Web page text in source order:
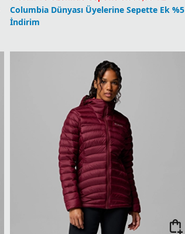
Columbia Dünyası Üyelerine Sepette Ek %5
İndirim